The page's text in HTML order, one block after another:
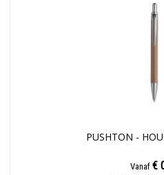
PUSHTON -
Vanaf €